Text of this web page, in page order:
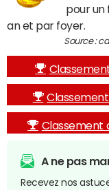
pour un
an et par foyer.
Source :
Classement
A ne pas
Recevez nos